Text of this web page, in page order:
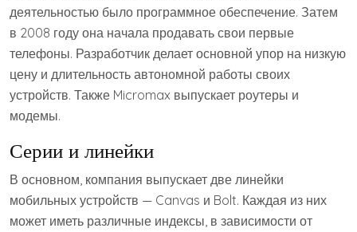
деятельностью было программное обеспечение. Затем
в 2008 году она начала продавать свои первые
телефоны. Разработчик делает основной упор на низкую
цену и длительность автономной работы своих
устройств. Также Micromax выпускает роутеры и
модемы.
Серии и линейки
В основном, компания выпускает две линейки
мобильных устройств — Canvas и Bolt. Каждая из них
может иметь различные индексы, в зависимости от